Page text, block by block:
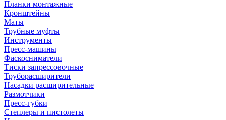
Планки монтажные
Кронштейны
Маты
Трубные муфты
Инструменты
Пресс-машины
Фаскосниматели
Тиски запрессовочные
Труборасширители
Насадки расширительные
Размотчики
Пресс-губки
Степлеры и пистолеты